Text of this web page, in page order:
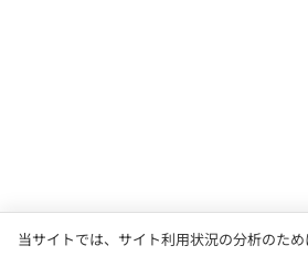
当サイトでは、サイト利用状況の分析のた